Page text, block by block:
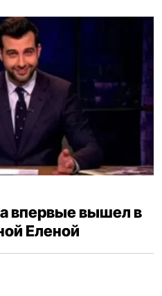
впервые вышел в
Еленой